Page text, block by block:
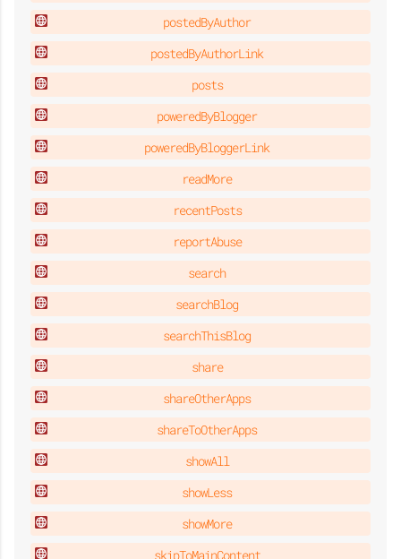
postedByAuthor
postedByAuthorLink
posts
poweredByBlogger
poweredByBloggerLink
readMore
recentPosts
reportAbuse
search
searchBlog
searchThisBlog
share
shareOtherApps
shareToOtherApps
showAll
showLess
showMore
skipToMainContent